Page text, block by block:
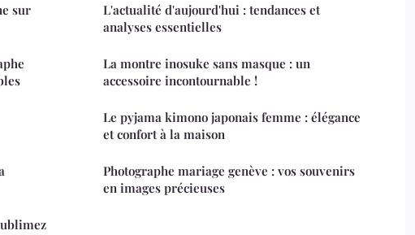
sur
L'actualité d'aujourd'hui : tendances et
analyses essentielles
La montre inosuke sans masque : un
accessoire incontournable !
Le pyjama kimono japonais femme : élégance
et confort à la maison
Photographe mariage genève : vos souvenirs
en images précieuses